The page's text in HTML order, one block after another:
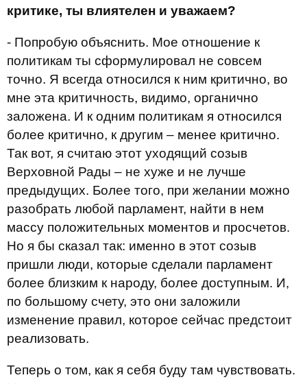
критике, ты влиятелен и уважаем?
- Попробую объяснить. Мое отношение к
политикам ты сформулировал не совсем
точно. Я всегда относился к ним критично, во
мне эта критичность, видимо, органично
заложена. И к одним политикам я относился
более критично, к другим – менее критично.
Так вот, я считаю этот уходящий созыв
Верховной Рады – не хуже и не лучше
предыдущих. Более того, при желании можно
разобрать любой парламент, найти в нем
массу положительных моментов и просчетов.
Но я бы сказал так: именно в этот созыв
пришли люди, которые сделали парламент
более близким к народу, более доступным. И,
по большому счету, это они заложили
изменение правил, которое сейчас предстоит
реализовать.
Теперь о том, как я себя буду там чувствовать.